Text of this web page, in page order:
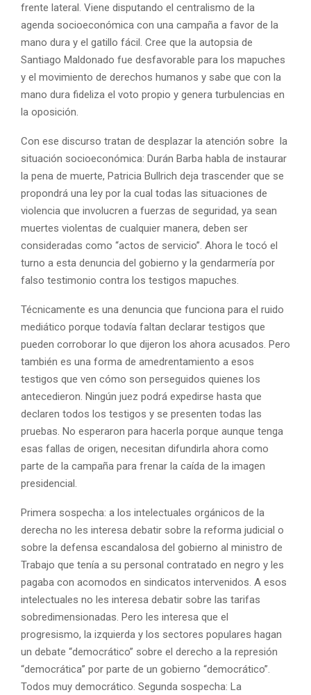
frente lateral. Viene disputando el centralismo de la
agenda socioeconómica con una campaña a favor de la
mano dura y el gatillo fácil. Cree que la autopsia de
Santiago Maldonado fue desfavorable para los mapuches
y el movimiento de derechos humanos y sabe que con la
mano dura fideliza el voto propio y genera turbulencias en
la oposición.
Con ese discurso tratan de desplazar la atención sobre la
situación socioeconómica: Durán Barba habla de instaurar
la pena de muerte, Patricia Bullrich deja trascender que se
propondrá una ley por la cual todas las situaciones de
violencia que involucren a fuerzas de seguridad, ya sean
muertes violentas de cualquier manera, deben ser
consideradas como “actos de servicio”. Ahora le tocó el
turno a esta denuncia del gobierno y la gendarmería por
falso testimonio contra los testigos mapuches.
Técnicamente es una denuncia que funciona para el ruido
mediático porque todavía faltan declarar testigos que
pueden corroborar lo que dijeron los ahora acusados. Pero
también es una forma de amedrentamiento a esos
testigos que ven cómo son perseguidos quienes los
antecedieron. Ningún juez podrá expedirse hasta que
declaren todos los testigos y se presenten todas las
pruebas. No esperaron para hacerla porque aunque tenga
esas fallas de origen, necesitan difundirla ahora como
parte de la campaña para frenar la caída de la imagen
presidencial.
Primera sospecha: a los intelectuales orgánicos de la
derecha no les interesa debatir sobre la reforma judicial o
sobre la defensa escandalosa del gobierno al ministro de
Trabajo que tenía a su personal contratado en negro y les
pagaba con acomodos en sindicatos intervenidos. A esos
intelectuales no les interesa debatir sobre las tarifas
sobredimensionadas. Pero les interesa que el
progresismo, la izquierda y los sectores populares hagan
un debate “democrático” sobre el derecho a la represión
“democrática” por parte de un gobierno “democrático”.
Todos muy democrático. Segunda sospecha: La